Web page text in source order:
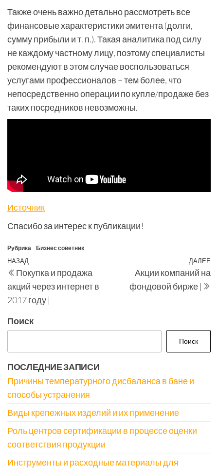
Также очень важно детально рассмотреть все
финансовые характеристики эмитента (долги,
сумму прибыли и т. п.). Такая аналитика под силу
не каждому частному лицу, поэтому специалисты
рекомендуют в этом случае воспользоваться
услугами профессионалов – тем более, что
непосредственно операции по купле/продаже без
таких посредников невозможны.
Источник
Спасибо за интерес к публикации!
Рубрика Бизнес советник
Навигация
по
записям
Предыдущая
запись
НАЗАД
Покупка и продажа
акций через интернет в
2017 году |
ДАЛЕЕ
Акции компаний на
фондовой бирже |
Поиск
Поиск
ПОСЛЕДНИЕ ЗАПИСИ
Причины температурного дисбаланса в бане и
способы устранения
Виды крепежных изделий и их применение
Роль центров сертификации в процессе оценки
соответствия продукции
Инструменты и расходные материалы для